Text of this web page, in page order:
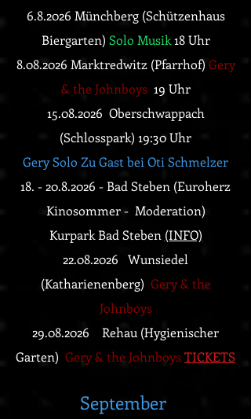
6.8.2026 Münchberg (Schützenhaus
Biergarten) Solo Musik18 Uhr
8.08.2026 Marktredwitz (Pfarrhof) Gery
& the Johnboys19 Uhr
15.08.2026 Oberschwappach
(Schlosspark) 19:30 Uhr
Gery Solo Zu Gast bei Oti Schmelzer
18. - 20.8.2026 - Bad Steben (Euroherz
Kinosommer - Moderation)
Kurpark Bad Steben (INFO)
22.08.2026 Wunsiedel
(Katharienenberg) Gery & the
Johnboys
29.08.2026 Rehau (Hygienischer
Garten) Gery & the JohnboysTICKETS
September